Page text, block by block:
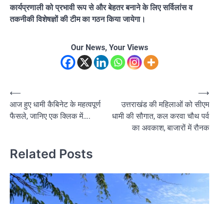
कार्यप्रणाली को प्रभावी रूप से और बेहतर बनाने के लिए सर्विलांस व
तकनीकी विशेषज्ञों की टीम का गठन किया जायेगा।
Our News, Your Views
Post
navigation
⟵
आज हुए धामी कैबिनेट के महत्वपूर्ण
फैसले, जानिए एक क्लिक में….
उत्तराखंड की महिलाओं को सीएम
धामी की सौगात, कल करवा चौथ पर्व
का अवकाश, बाजारों में रौनक
⟶
Related Posts